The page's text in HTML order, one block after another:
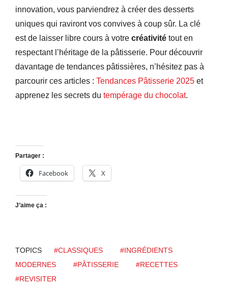
innovation, vous parviendrez à créer des desserts
uniques qui raviront vos convives à coup sûr. La clé
est de laisser libre cours à votre créativité tout en
respectant l’héritage de la pâtisserie. Pour découvrir
davantage de tendances pâtissières, n’hésitez pas à
parcourir ces articles : Tendances Pâtisserie 2025 et
apprenez les secrets du tempérage du chocolat.
Partager :
Facebook X
J’aime ça :
TOPICS #CLASSIQUES
#INGRÉDIENTS
MODERNES
#PÂTISSERIE
#RECETTES
#REVISITER